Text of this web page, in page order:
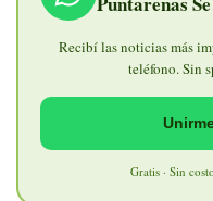
Recibí las noticias más
teléfono. Sin
Gratis · Sin